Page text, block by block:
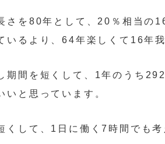
さを80年として、20％相当の
いるより、64年楽しくて16年
期間を短くして、1年のうち
いと思っています。
くして、1日に働く7時間でも考